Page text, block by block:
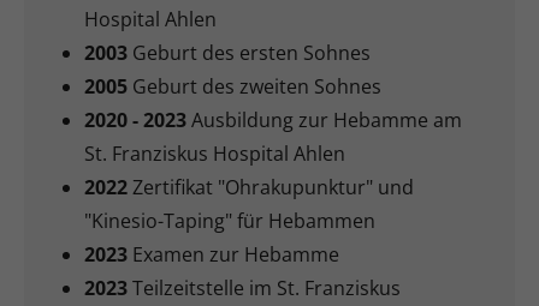
Hospital Ahlen
2003 Geburt des ersten Sohnes
2005 Geburt des zweiten Sohnes
2020 - 2023Ausbildung zur Hebamme am
St. Franziskus Hospital Ahlen
2022Zertifikat "Ohrakupunktur" und
"Kinesio-Taping" für Hebammen
2023 Examen zur Hebamme
2023Teilzeitstelle im St. Franziskus